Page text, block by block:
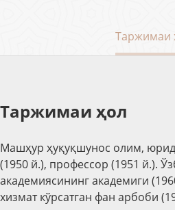
Таржимаи
Таржимаи ҳол
Машҳур ҳуқуқшунос олим,
(1950 й.), профессор (1951 й.).
академиясининг академиги
хизмат кўрсатган фан арбоби